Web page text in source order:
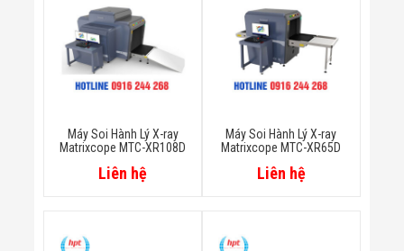
Giáo Dục
Thiết Bị Ngành
Thủy Sản
Thiết Bị Ngành
Dự Án Triển
Khai
Dự Án Ngành
Máy Soi Hành Lý X-ray
Matrixcope MTC-XR108D
Liên hệ
Máy Soi Hành Lý X-ray
Matrixcope MTC-XR65D
Liên hệ